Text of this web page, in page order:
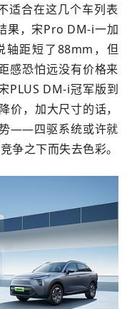
适合在这几个车列表
果，宋Pro DM-i一加
轴距短了88mm，但
感恐怕远没有价格来
PLUS DM-i冠军版到
，加大尺寸的话，
——四驱系统或许就
争之下而失去色彩。